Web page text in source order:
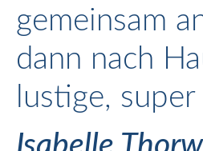
gemeinsam
dann nach
lustige, super